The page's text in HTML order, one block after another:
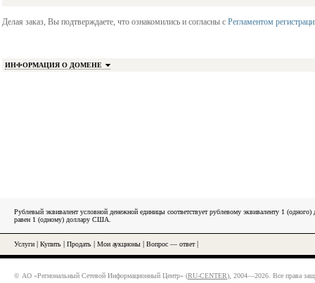
Делая заказ, Вы подтверждаете, что ознакомились и согласны с Регламентом
ИНФОРМАЦИЯ О ДОМЕНЕ
Рублевый эквивалент условной денежной единицы соответствует рублевому эквиваленту 1
равен 1 (одному) доллару США.
Услуги Купить Продать Мои аукционы Вопрос — ответ|
© АО «Региональный Сетевой Информационный Центр» (RU-CENTER), 2004—2026. Все права